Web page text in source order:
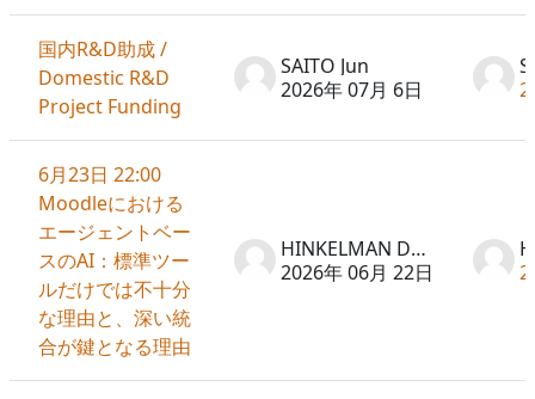
国内R&D助成 /
Domestic R&D
Project Funding
SAITO Jun
2026年 07月 6日
6月23日 22:00
Moodleにおける
エージェントベー
スのAI：標準ツー
ルだけでは不十分
な理由と、深い統
合が鍵となる理由
HINKELMAN Don
2026年 06月 22日